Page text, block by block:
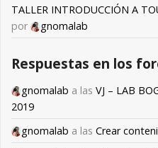
TALLER INTRODUCCIÓN A
por
gnomalab
Respuestas en los
gnomalab a las VJ – LAB
2019
gnomalab a las Crear